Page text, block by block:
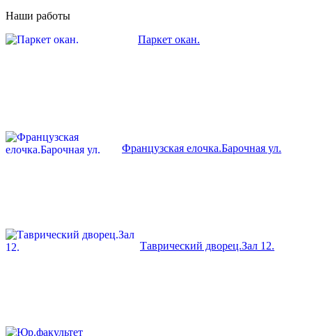
Наши работы
Паркет окан.
Французская елочка.Барочная ул.
Таврический дворец.Зал 12.